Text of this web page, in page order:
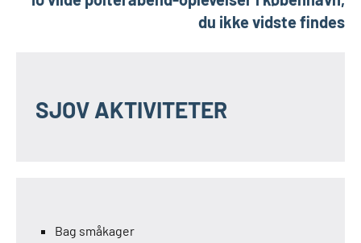
du ikke vidste findes
SJOV AKTIVITETER
Bag småkager